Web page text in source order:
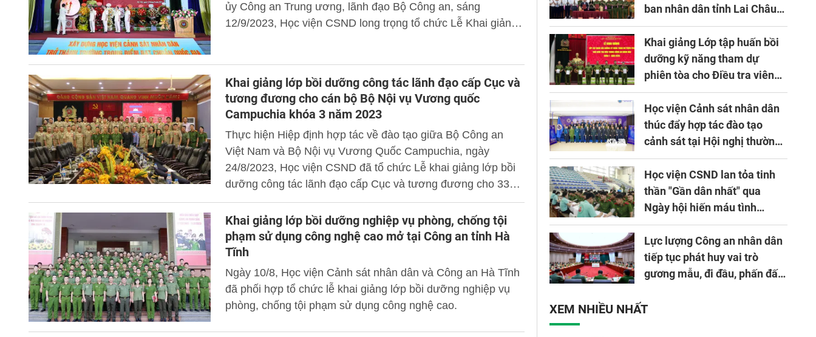
ủy Công an Trung ương, lãnh đạo Bộ Công an, sáng
12/9/2023, Học viện CSND long trọng tổ chức Lễ Khai giảng
Khai giảng lớp bồi dưỡng công tác lãnh đạo cấp Cục và
tương đương cho cán bộ Bộ Nội vụ Vương quốc
Campuchia khóa 3 năm 2023
Thực hiện Hiệp định hợp tác về đào tạo giữa Bộ Công an
Việt Nam và Bộ Nội vụ Vương Quốc Campuchia, ngày
24/8/2023, Học viện CSND đã tổ chức Lễ khai giảng lớp bồi
dưỡng công tác lãnh đạo cấp Cục và tương đương cho 33
cán bộ thuộc Bộ Nội vụ Vương quốc Campuchia khóa 3 năm
2023.
Khai giảng lớp bồi dưỡng nghiệp vụ phòng, chống tội
phạm sử dụng công nghệ cao mở tại Công an tỉnh Hà
Tĩnh
Ngày 10/8, Học viện Cảnh sát nhân dân và Công an Hà Tĩnh
đã phối hợp tổ chức lễ khai giảng lớp bồi dưỡng nghiệp vụ
phòng, chống tội phạm sử dụng công nghệ cao.
ban nhân dân tỉnh Lai Châu
về ứng dụng khoa học công
nghệ trong lĩnh vực đấu tranh
phòng, chống tội phạm
Khai giảng Lớp tập huấn bồi
dưỡng kỹ năng tham dự
phiên tòa cho Điều tra viên
khóa 1 năm 2026
Học viện Cảnh sát nhân dân
thúc đẩy hợp tác đào tạo
cảnh sát tại Hội nghị thường
niên lần thứ 10 của Hiệp hội
APTA
Học viện CSND lan tỏa tinh
thần "Gần dân nhất" qua
Ngày hội hiến máu tình
nguyện
Lực lượng Công an nhân dân
tiếp tục phát huy vai trò
gương mẫu, đi đầu, phấn đấu
nhiệm vụ được giao
XEM NHIỀU NHẤT